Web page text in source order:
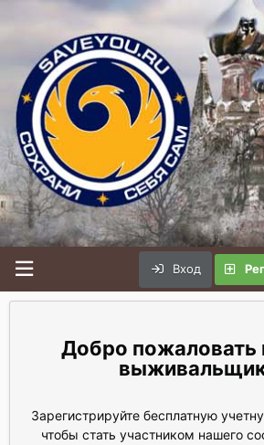
Вход
Зарегистрируйте бесплатную
чтобы стать участником нашего